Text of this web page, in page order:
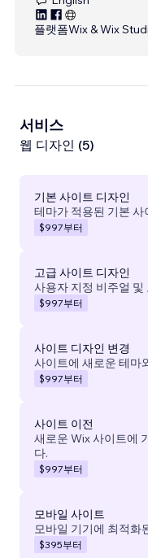
플랫폼Wix & Wix
서비스
웹 디자인 (5)
기본 사이트 디자인
테마가 적용된 기본 사
$997부터
고급 사이트 디자인
사용자 지정 비주얼
$997부터
사이트 디자인 변경
사이트에 새로운 테마
$997부터
사이트 이전
새로운 Wix 사이트에
다.
$997부터
모바일 사이트
모바일 기기에 최적화
$395부터